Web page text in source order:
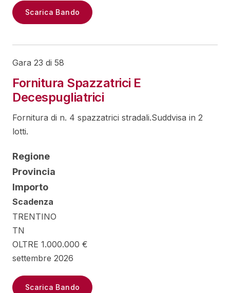
Scarica Bando
Gara 23 di 58
Fornitura Spazzatrici E
Decespugliatrici
Fornitura di n. 4 spazzatrici stradali.Suddvisa in 2
lotti.
Regione
Provincia
Importo
Scadenza
TRENTINO
TN
OLTRE 1.000.000 €
settembre 2026
Scarica Bando